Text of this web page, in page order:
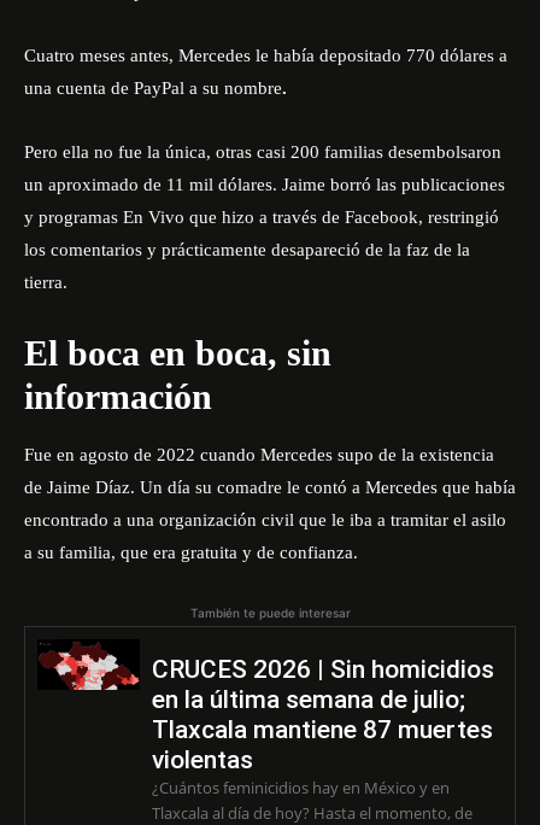
Cuatro meses antes, Mercedes le había depositado 770 dólares a
una cuenta de PayPal a su nombre.
Pero ella no fue la única, otras casi 200 familias desembolsaron
un aproximado de 11 mil dólares. Jaime borró las publicaciones
y programas En Vivo que hizo a través de Facebook, restringió
los comentarios y prácticamente desapareció de la faz de la
tierra.
El boca en boca, sin
información
Fue en agosto de 2022 cuando Mercedes supo de la existencia
de Jaime Díaz. Un día su comadre le contó a Mercedes que había
encontrado a una organización civil que le iba a tramitar el asilo
a su familia, que era gratuita y de confianza.
También te puede interesar
CRUCES 2026 | Sin homicidios
en la última semana de julio;
Tlaxcala mantiene 87 muertes
violentas
¿Cuántos feminicidios hay en México y en
Tlaxcala al día de hoy? Hasta el momento, de